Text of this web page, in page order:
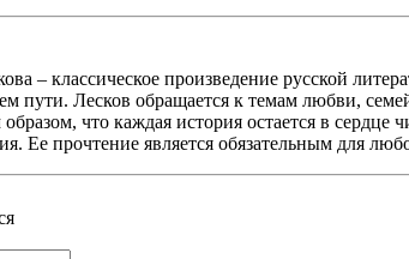
– классическое произведение русской
пути. Лесков обращается к темам любви,
что каждая история остается в сердце
Ее прочтение является обязательным для